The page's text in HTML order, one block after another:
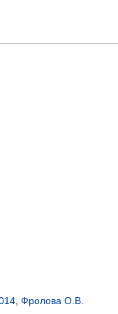
, Фролова О.В.